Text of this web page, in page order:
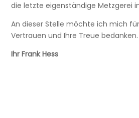
die letzte eigenständige Metzgerei
An dieser Stelle möchte ich mich
Vertrauen und Ihre Treue bedanken.
Ihr Frank Hess